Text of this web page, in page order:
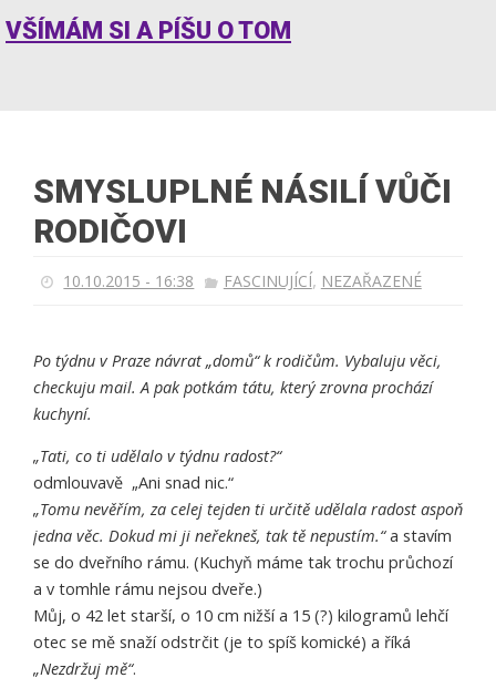
VŠÍMÁM SI A PÍŠU O TOM
SMYSLUPLNÉ NÁSILÍ VŮČI
RODIČOVI
10.10.2015 - 16:38 FASCINUJÍCÍ, NEZAŘAZENÉ
Po týdnu v Praze návrat „domů“ k rodičům. Vybaluju věci,
checkuju mail. A pak potkám tátu, který zrovna prochází
kuchyní.
„Tati, co ti udělalo v týdnu radost?“
odmlouvavě „Ani snad nic.“
„Tomu nevěřím, za celej tejden ti určitě udělala radost aspoň
jedna věc. Dokud mi ji neřekneš, tak tě nepustím.“a stavím
se do dveřního rámu. (Kuchyň máme tak trochu průchozí
a v tomhle rámu nejsou dveře.)
Můj, o 42 let starší, o 10 cm nižší a 15 (?) kilogramů lehčí
otec se mě snaží odstrčit (je to spíš komické) a říká
„Nezdržuj mě“.